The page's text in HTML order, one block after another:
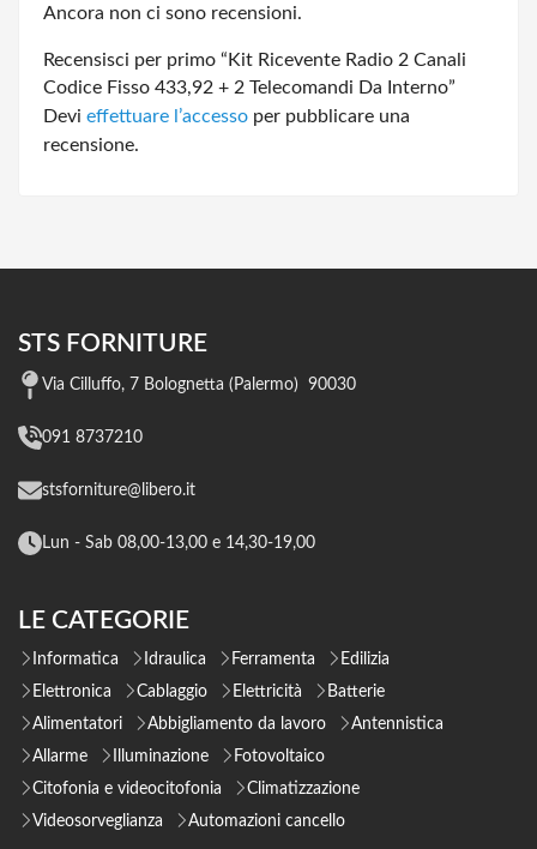
Ancora non ci sono recensioni.
Recensisci per primo “Kit Ricevente Radio 2 Canali
Codice Fisso 433,92 + 2 Telecomandi Da Interno”
Devi effettuare l’accesso per pubblicare una
recensione.
STS FORNITURE
Via Cilluffo, 7 Bolognetta (Palermo) 90030
091 8737210
stsforniture@libero.it
Lun - Sab 08,00-13,00 e 14,30-19,00
LE CATEGORIE
Informatica Idraulica Ferramenta
Edilizia
Elettronica
Cablaggio Elettricità
Batterie
Alimentatori
Abbigliamento da lavoro
Antennistica
Allarme
Illuminazione
Fotovoltaico
Citofonia e videocitofonia
Climatizzazione
Videosorveglianza
Automazioni cancello